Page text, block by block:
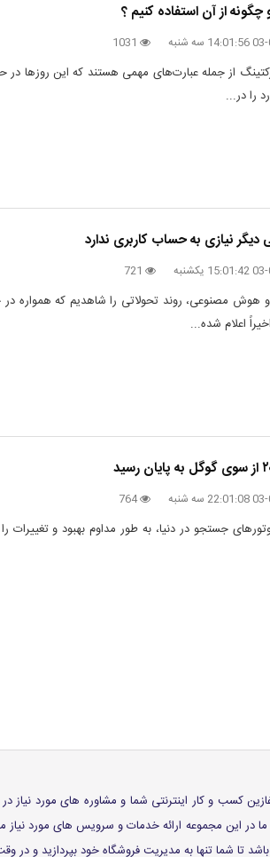
از آن استفاده کنیم ؟
1031
از جمله عبارت‌های مهمی هستند که این روزها در
را در...
نیازی به حساب کاربری ندارد
721
و هوش مصنوعی، روند تحولاتی را شاهدیم که همواره
اعلام شده...
764
جستجو در دنیا، به طور مداوم بهبود و
کسب و کار اینترنتی شما و مشاوره های مورد نیاز
در این مجموعه ارائه خدمات و سرویس های مورد
تا شما تنها به مدیریت فروشگاه خود بپردازید و